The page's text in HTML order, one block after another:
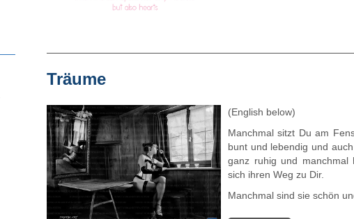
Träume
(English below)
Manchmal sitzt Du am
bunt und lebendig und
ganz ruhig und manchmal
sich ihren Weg zu Dir.
Manchmal sind sie schön